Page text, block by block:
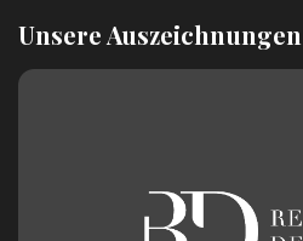
Unsere Auszeichnungen